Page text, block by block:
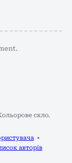
скло.
авторів